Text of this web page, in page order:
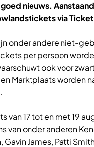
nieuws.
via
onder andere niet-
per persoon
ook voor
Marktplaats worden
van 17 tot en met 19
van onder anderen
Gavin James, Patti